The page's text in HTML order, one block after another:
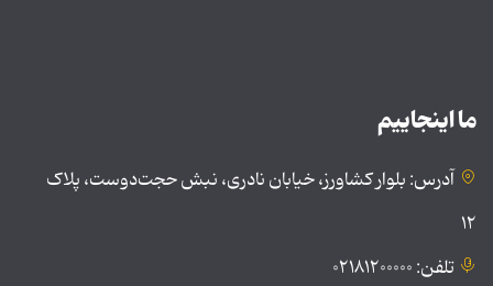
ما اینجاییم
آدرس: بلوار کشاورز، خیابان نادری، نبش حجت‌دوست، پلاک
۱۲
تلفن: ۰۲۱۸۱۲۰۰۰۰۰